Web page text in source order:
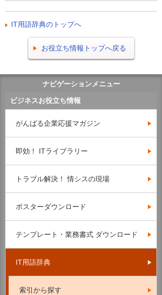
IT用語辞典のトップへ
お役立ち情報トップへ戻る
ナビゲーションメニュー
ビジネスお役立ち情報
がんばる企業応援マガジン
即効！ ITライブラリー
トラブル解決！ 情シスの現場
ポスターダウンロード
テンプレート・業務書式 ダウンロード
IT用語辞典
索引から探す